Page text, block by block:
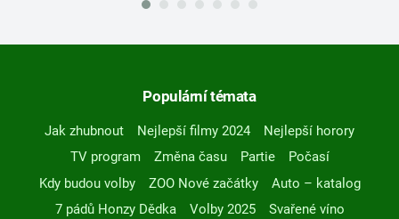
Populární témata
Jak zhubnout Nejlepší filmy 2024
Nejlepší horory
TV program
Změna času Partie
Počasí
Kdy budou volby
ZOO Nové začátky
Auto – katalog
7 pádů Honzy Dědka
Volby 2025
Svařené víno